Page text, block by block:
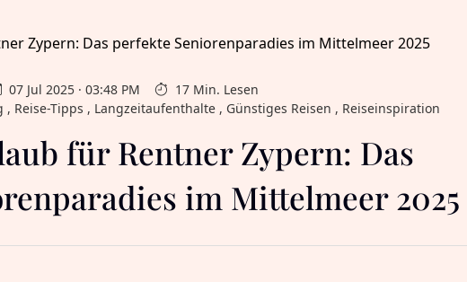
07 Jul 2025 · 03:48 PM
17 Min. Lesen
Reise-Tipps , Langzeitaufenthalte , Günstiges Reisen , Reiseinspiration
für Rentner Zypern: Das
im Mittelmeer 2025